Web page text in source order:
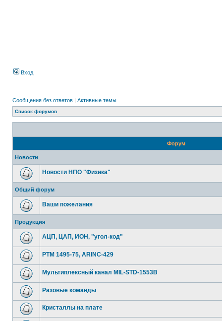
Вход
Сообщения без ответов | Активные темы
Список форумов
Форум
Новости
Новости НПО "Физика"
Общий форум
Ваши пожелания
Продукция
АЦП, ЦАП, ИОН, "угол-код"
РТМ 1495-75, ARINC-429
Мультиплексный канал MIL-STD-1553B
Разовые команды
Кристаллы на плате